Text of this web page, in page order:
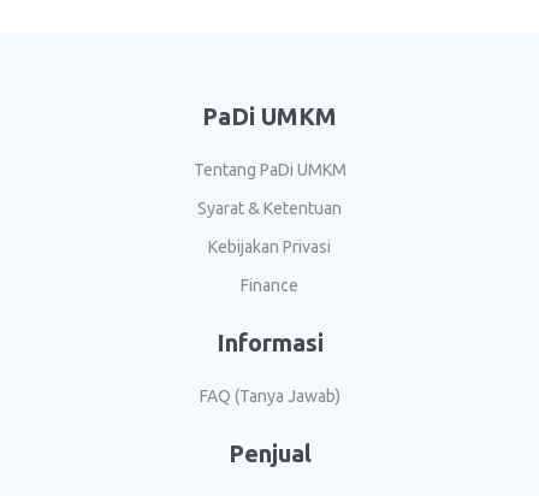
PaDi UMKM
Tentang PaDi UMKM
Syarat & Ketentuan
Kebijakan Privasi
Finance
Informasi
FAQ (Tanya Jawab)
Penjual